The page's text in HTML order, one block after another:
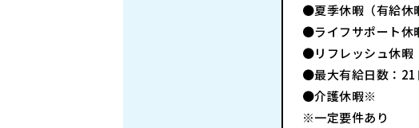
●夏季休暇（有給休
●ライフサポート
●リフレッシュ休暇
●最大有給日数：21
●介護休暇※
※一定要件あり